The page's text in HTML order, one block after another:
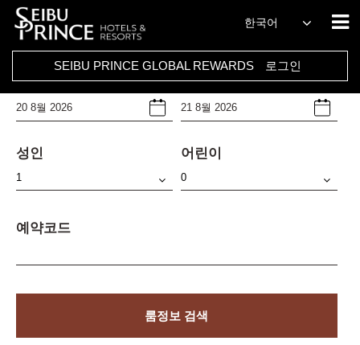
한국어
SEIBU PRINCE GLOBAL REWARDS 로그인
호텔
Select Any
체크인날짜 체크아웃날짜
성인 어린이
예약코드
룸정보 검색